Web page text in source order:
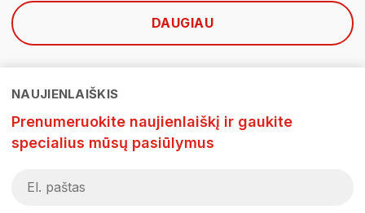
DAUGIAU
NAUJIENLAIŠKIS
Prenumeruokite naujienlaiškį ir gaukite
specialius mūsų pasiūlymus